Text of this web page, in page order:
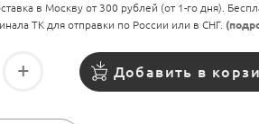
в Москву от 300 рублей (от 1-го дня).
ТК для отправки по России или в СНГ.
+ Добавить в